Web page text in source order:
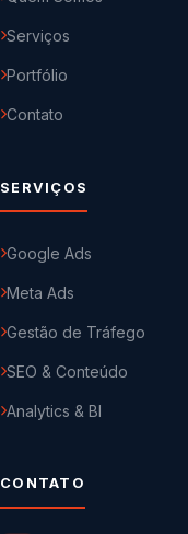
Serviços
Portfólio
Contato
SERVIÇOS
Google Ads
Meta Ads
Gestão de Tráfego
SEO & Conteúdo
Analytics & BI
CONTATO